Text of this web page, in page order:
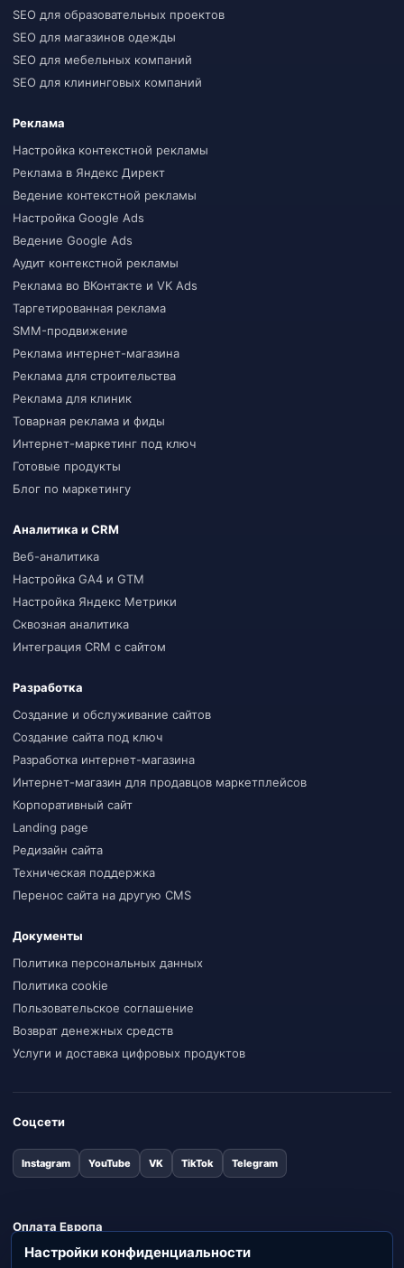
Настройки конфиденциальности
SEO для образовательных проектов
SEO для магазинов одежды
SEO для мебельных компаний
SEO для клининговых компаний
Реклама
Настройка контекстной рекламы
Реклама в Яндекс Директ
Ведение контекстной рекламы
Настройка Google Ads
Ведение Google Ads
Аудит контекстной рекламы
Реклама во ВКонтакте и VK Ads
Таргетированная реклама
SMM-продвижение
Реклама интернет-магазина
Реклама для строительства
Реклама для клиник
Товарная реклама и фиды
Интернет-маркетинг под ключ
Готовые продукты
Блог по маркетингу
Аналитика и CRM
Веб-аналитика
Настройка GA4 и GTM
Настройка Яндекс Метрики
Сквозная аналитика
Интеграция CRM с сайтом
Разработка
Создание и обслуживание сайтов
Создание сайта под ключ
Разработка интернет-магазина
Интернет-магазин для продавцов маркетплейсов
Корпоративный сайт
Landing page
Редизайн сайта
Техническая поддержка
Перенос сайта на другую CMS
Документы
Политика персональных данных
Политика cookie
Пользовательское соглашение
Возврат денежных средств
Услуги и доставка цифровых продуктов
Соцсети
Instagram YouTube VK TikTok Telegram
Оплата Европа
Stripe Apple Pay Google Pay Visa Mastercard